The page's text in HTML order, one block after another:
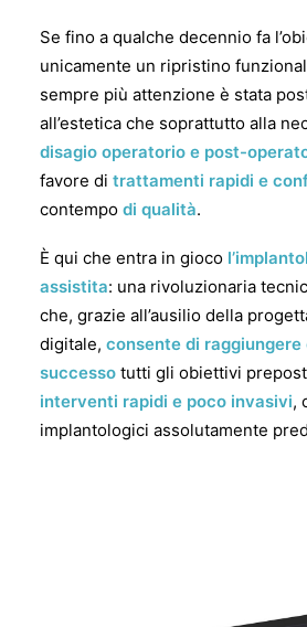
Se fino a qualche decennio fa
unicamente un ripristino
sempre più attenzione è stata
all’estetica che soprattutto alla
disagio operatorio e post-
favore di trattamenti rapidi e
contempo di qualità.
È qui che entra in gioco
assistita: una rivoluzionaria
che, grazie all’ausilio della
digitale, consente di raggiungere
successo tutti gli obiettivi
interventi rapidi e poco invasivi,
implantologici assolutamente